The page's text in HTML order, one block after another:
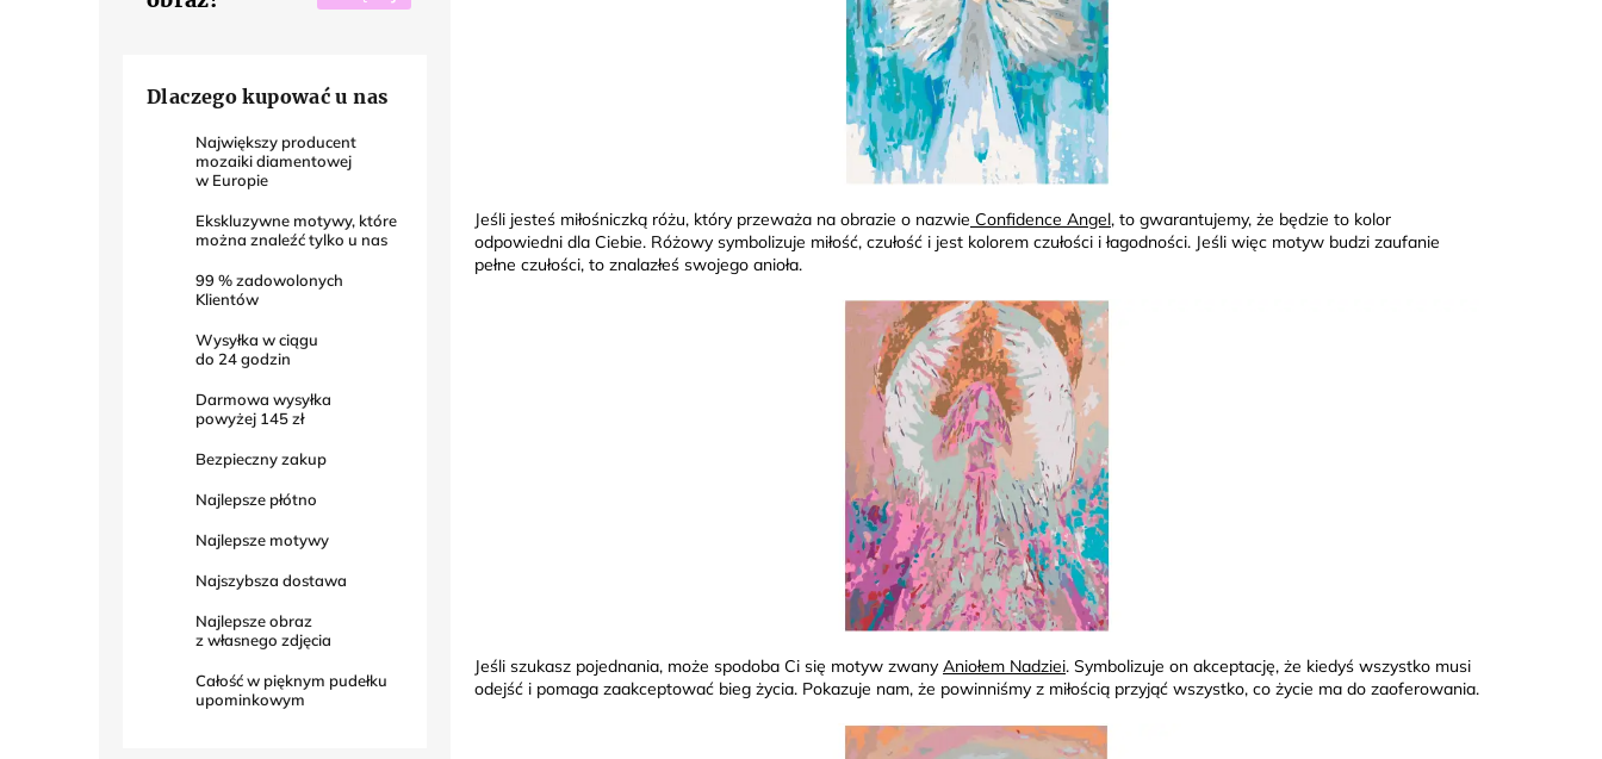
Dlaczego kupować u nas
Największy producent
mozaiki diamentowej
w Europie
Ekskluzywne motywy, które
można znaleźć tylko u nas
99% zadowolonych
Klientów
Wysyłka w ciągu
do 24godzin
Darmowa wysyłka
powyżej 145 zł
Bezpieczny zakup
Najlepsze płótno
Najlepsze motywy
Najszybsza dostawa
Najlepsze obraz
z własnego zdjęcia
Całość w pięknym pudełku
upominkowym
Jeśli jesteś miłośniczką różu, który przeważa na obrazie o nazwie Confidence Angel, to gwarantujemy, że będzie to kolor
odpowiedni dla Ciebie. Różowy symbolizuje miłość, czułość i jest kolorem czułości i łagodności. Jeśli więc motyw budzi zaufanie
pełne czułości, to znalazłeś swojego anioła.
Jeśli szukasz pojednania, może spodoba Ci się motyw zwany Aniołem Nadziei. Symbolizuje on akceptację, że kiedyś wszystko musi
odejść i pomaga zaakceptować bieg życia. Pokazuje nam, że powinniśmy z miłością przyjąć wszystko, co życie ma do zaoferowania.